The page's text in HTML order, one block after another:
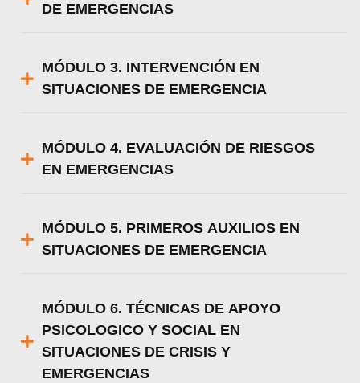
DE EMERGENCIAS
MÓDULO 3. INTERVENCIÓN EN
SITUACIONES DE EMERGENCIA
MÓDULO 4. EVALUACIÓN DE RIESGOS
EN EMERGENCIAS
MÓDULO 5. PRIMEROS AUXILIOS EN
SITUACIONES DE EMERGENCIA
MÓDULO 6. TÉCNICAS DE APOYO
PSICOLOGICO Y SOCIAL EN
SITUACIONES DE CRISIS Y
EMERGENCIAS